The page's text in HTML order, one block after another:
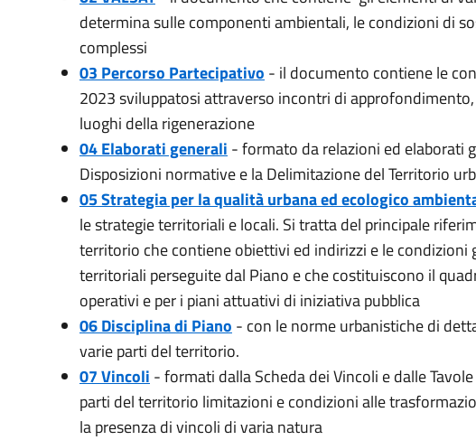
determina sulle componenti ambientali, le condizioni di
complessi
03 Percorso Partecipativo - il documento contiene le
2023 sviluppatosi attraverso incontri di
luoghi della rigenerazione
04 Elaborati generali - formato da relazioni ed elaborati
Disposizioni normative e la Delimitazione del Territorio
05 Strategia per la qualità urbana ed ecologico
le strategie territoriali e locali. Si tratta del principale
territorio che contiene obiettivi ed indirizzi e le condizioni
territoriali perseguite dal Piano e che costituiscono il
operativi e per i piani attuativi di iniziativa pubblica
06 Disciplina di Piano - con le norme urbanistiche di
varie parti del territorio.
07 Vincoli - formati dalla Scheda dei Vincoli e dalle
parti del territorio limitazioni e condizioni alle
la presenza di vincoli di varia natura